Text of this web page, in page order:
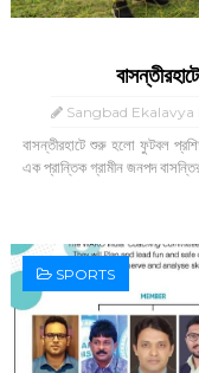
Sangbad Ekalavya
বাসন্তীরহাটে শুরু হলো ফুটবল
এক প্রান্তিক গ্রামীন জনপদ
SPORTS